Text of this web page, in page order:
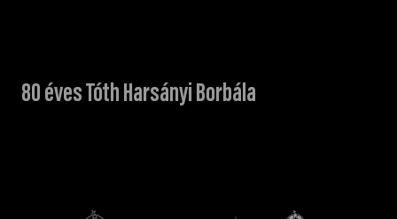
80 éves Tóth Harsányi Borbála